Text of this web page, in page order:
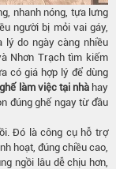
nhanh nóng, tựa lưng
người bị mỏi vai gáy,
lý do ngày càng nhiều
Nhơn Trạch tìm kiếm
có giá hợp lý để dùng
ghế làm việc tại nhàhay
đúng ghế ngay từ đầu
Đó là công cụ hỗ trợ
hoạt, đúng chiều cao,
ngồi lâu dễ chịu hơn,